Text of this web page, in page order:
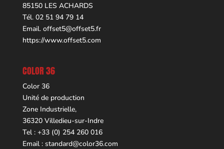
85150 LES ACHARDS
Tél. 02 51 94 79 14
Email. offset5@offset5.fr
https://www.offset5.com
COLOR 36
Color 36
Unité de production
Zone Industrielle,
36320 Villedieu-sur-Indre
Tel : +33 (0) 254 260 016
Email : standard@color36.com